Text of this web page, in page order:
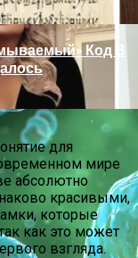
Код В
для
мире
абсолютно
красивыми,
которые
как это может
взгляда.